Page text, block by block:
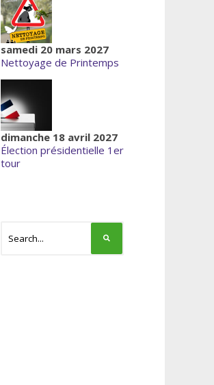
samedi 20 mars 2027
Nettoyage de Printemps
dimanche 18 avril 2027
Élection présidentielle 1er
tour